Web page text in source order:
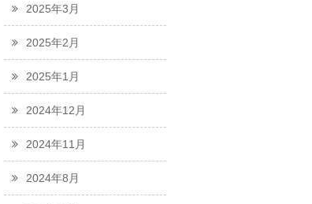
2025年3月
2025年2月
2025年1月
2024年12月
2024年11月
2024年8月